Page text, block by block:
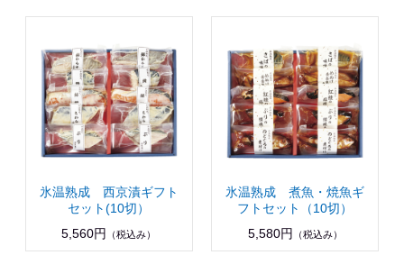
氷温熟成 西京漬ギフト
セット(10切）
5,560円
（税込み）
氷温熟成 煮魚・焼魚ギ
フトセット（10切）
5,580円 （税込み）